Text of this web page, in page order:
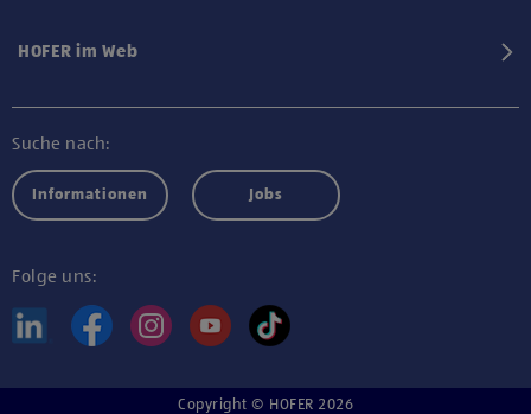
HOFER im Web
Suche nach:
Informationen Jobs
Folge uns:
Copyright © HOFER 2026